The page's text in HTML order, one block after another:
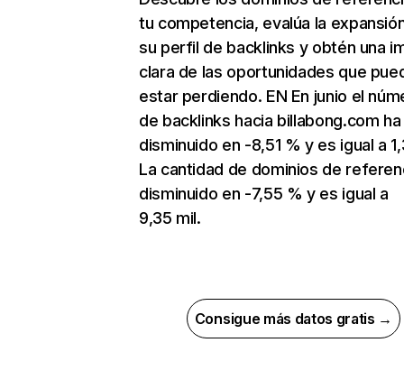
tu competencia, evalúa la
su perfil de backlinks y obtén una
clara de las oportunidades que
estar perdiendo. EN En junio el
de backlinks hacia billabong.com ha
disminuido en -8,51 % y es igual a
La cantidad de dominios de
disminuido en -7,55 % y es igual a
9,35 mil.
Consigue más datos gratis →